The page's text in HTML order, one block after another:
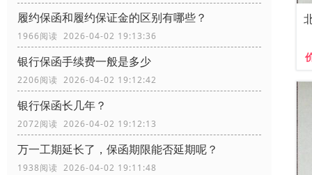
履约保函和履约保证金的区别有哪些？
1966阅读 2026-04-02 19:13:36
银行保函手续费一般是多少
2206阅读 2026-04-02 19:12:42
银行保函长几年？
2072阅读 2026-04-02 19:12:13
万一工期延长了，保函期限能否延期呢？
1938阅读 2026-04-02 19:11:48